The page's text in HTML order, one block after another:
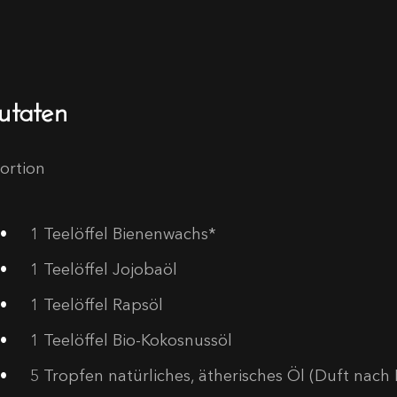
1 Teelöffel Bienenwachs*
1 Teelöffel Jojobaöl
1 Teelöffel Rapsöl
1 Teelöffel Bio-Kokosnussöl
5 Tropfen natürliches, ätherisches Öl (Duft nach